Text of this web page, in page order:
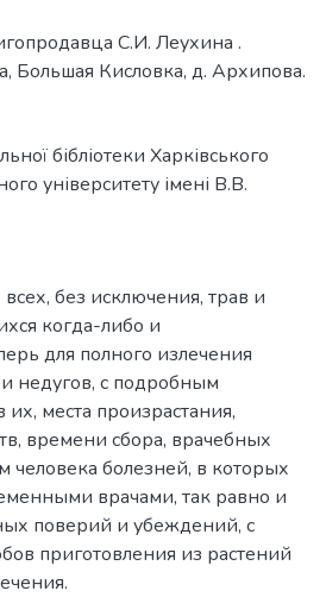
С.И. Леухина .
Большая Кисловка, д. Архипова.
бібліотеки Харківського
університету імені В.В.
без исключения, трав и
когда-либо и
для полного излечения
недугов, с подробным
места произрастания,
времени сбора, врачебных
человека болезней, в которых
врачами, так равно и
поверий и убеждений, с
приготовления из растений